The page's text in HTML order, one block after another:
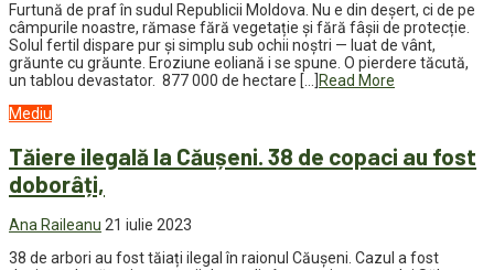
Furtună de praf în sudul Republicii Moldova. Nu e din deșert, ci de pe
câmpurile noastre, rămase fără vegetație și fără fâșii de protecție.
Solul fertil dispare pur și simplu sub ochii noștri — luat de vânt,
grăunte cu grăunte. Eroziune eoliană i se spune. O pierdere tăcută,
un tablou devastator. 877 000 de hectare […] Read More
Mediu
Tăiere ilegală la Căușeni. 38 de copaci au fost
doborâți,
Ana Raileanu 21 iulie 2023
38 de arbori au fost tăiați ilegal în raionul Căușeni. Cazul a fost